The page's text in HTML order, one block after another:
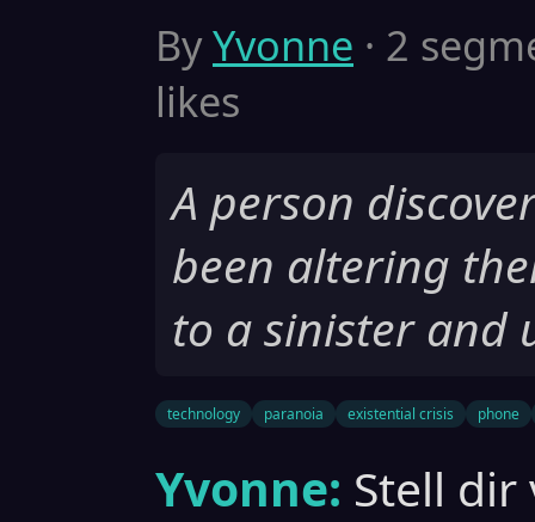
ByYvonne · 2
likes
A person
been altering
to a sinister and
technology paranoia existential crisis phone
Yvonne: Stell dir